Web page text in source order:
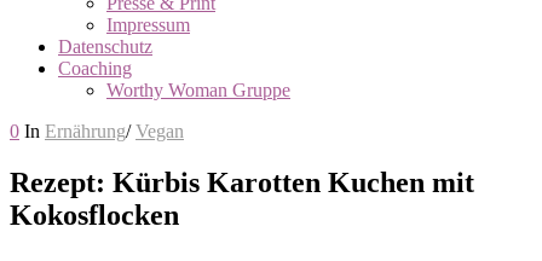
Impressum
Datenschutz
Coaching
Worthy Woman Gruppe
0 In Ernährung/ Vegan
Rezept: Kürbis Karotten Kuchen mit
Kokosflocken